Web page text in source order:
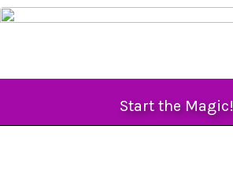
Start the Magic!